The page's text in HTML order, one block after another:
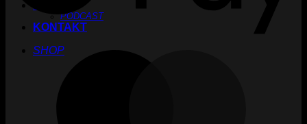
PODCAST
KONTAKT
SHOP